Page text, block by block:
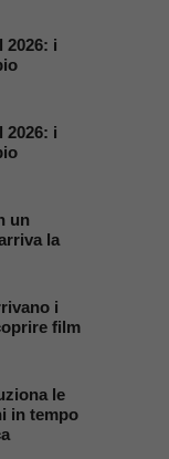
2026: i
2026: i
un
la
i
film
le
in tempo